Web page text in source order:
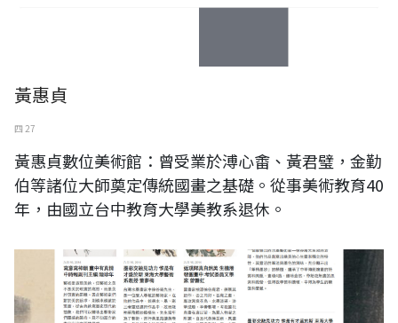
黃惠貞
四 27
黃惠貞數位美術館：曾受業於溥心畬、黃君璧，金勤
伯等諸位大師奠定傳統國畫之基礎。從事美術教育40
年，由國立台中教育大學美教系退休。